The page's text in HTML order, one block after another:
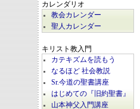
カレンダリオ
教会カレンダー
聖人カレンダー
キリスト教入門
カテキズムを読もう
なるほど 社会教説
Sr.今道の聖書講座
はじめての『旧約聖書』
山本神父入門講座